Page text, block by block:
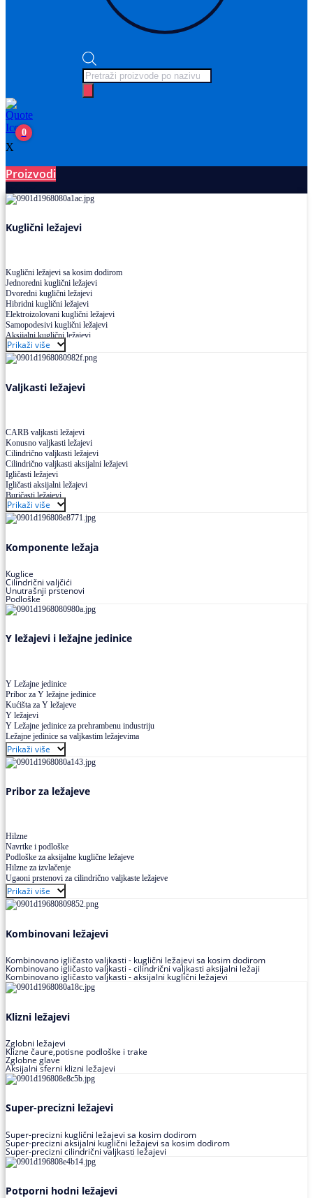
Products
search
0
X
Proizvodi
Kuglični ležajevi
Kuglični ležajevi sa kosim dodirom
Jednoredni kuglični ležajevi
Dvoredni kuglični ležajevi
Hibridni kuglični ležajevi
Elektroizolovani kuglični ležajevi
Samopodesivi kuglični ležajevi
Aksijalni kuglični ležajevi
Kuglični ležajevi od nerđajućeg čelika
Prikaži više
Valjkasti ležajevi
CARB valjkasti ležajevi
Konusno valjkasti ležajevi
Cilindrično valjkasti ležajevi
Cilindrično valjkasti aksijalni ležajevi
Igličasti ležajevi
Igličasti aksijalni ležajevi
Buričasti ležajevi
Buričasti zaptiveni ležajevi
Buričasti aksijalni ležajevi
Prikaži više
Komponente ležaja
Kuglice
Cilindrični valjčići
Unutrašnji prstenovi
Podloške
Y ležajevi i ležajne jedinice
Y Ležajne jedinice
Pribor za Y ležajne jedinice
Kućišta za Y ležajeve
Y ležajevi
Y Ležajne jedinice za prehrambenu industriju
Ležajne jedinice sa valjkastim ležajevima
Prikaži više
Pribor za ležajeve
Hilzne
Navrtke i podloške
Podloške za aksijalne kuglične ležajeve
Hilzne za izvlačenje
Ugaoni prstenovi za cilindrično valjkaste ležajeve
Prikaži više
Kombinovani ležajevi
Kombinovano igličasto valjkasti - kuglični ležajevi sa kosim dodirom
Kombinovano igličasto valjkasti - cilindrični valjkasti aksijalni ležaji
Kombinovano igličasto valjkasti - aksijalni kuglični ležajevi
Klizni ležajevi
Zglobni ležajevi
Klizne čaure,potisne podloške i trake
Zglobne glave
Aksijalni sferni klizni ležajevi
Super-precizni ležajevi
Super-precizni kuglični ležajevi sa kosim dodirom
Super-precizni aksijalni kuglični ležajevi sa kosim dodirom
Super-precizni cilindrični valjkasti ležajevi
Potporni hodni ležajevi